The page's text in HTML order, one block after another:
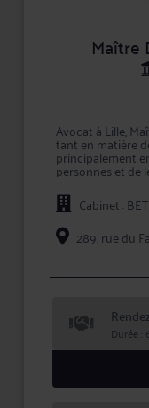
Maître
Avocat à Lille,
tant en matière
principalement
personnes et de
des affaires et
L'approche
BETREMIEUX
conseil à valeur
justice de
En prenant
écoute active,
totale
dossier.
Cabinet :
289, rue du
Durée :